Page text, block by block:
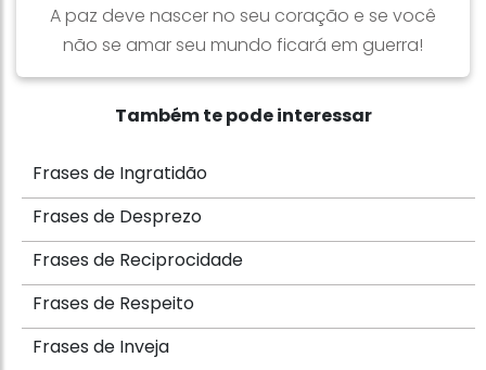
A paz deve nascer no seu coração e se você
não se amar seu mundo ficará em guerra!
Também te pode interessar
Frases de Ingratidão
Frases de Desprezo
Frases de Reciprocidade
Frases de Respeito
Frases de Inveja